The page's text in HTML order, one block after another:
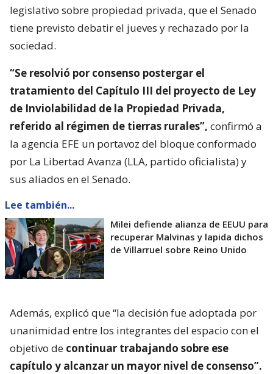
legislativo sobre propiedad privada, que el Senado
tiene previsto debatir el jueves y rechazado por la
sociedad.
“Se resolvió por consenso postergar el
tratamiento del Capítulo III del proyecto de Ley
de Inviolabilidad de la Propiedad Privada,
referido al régimen de tierras rurales”, confirmó a
la agencia EFE un portavoz del bloque conformado
por La Libertad Avanza (LLA, partido oficialista) y
sus aliados en el Senado.
Lee también...
Milei defiende alianza de EEUU para
recuperar Malvinas y lapida dichos
de Villarruel sobre Reino Unido
Además, explicó que “la decisión fue adoptada por
unanimidad entre los integrantes del espacio con el
objetivo de continuar trabajando sobre ese
capítulo y alcanzar un mayor nivel de consenso”.